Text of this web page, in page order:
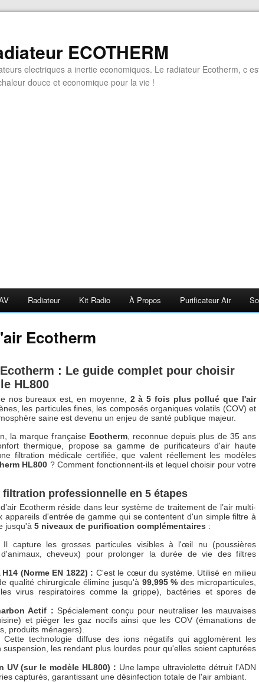
ECOTHERM
electriques a inertie economiques. Le radiateur Ecotherm, c
douce et economique pour la vie !
Radiateur Kit Radio À Propos Purificateur Air
Ecotherm
: Le guide complet pour choisir
HL800
nos bureaux est, en moyenne, 2 à 5 fois plus pollué que l'air
les particules fines, les composés organiques volatils (COV) et
saine est devenu un enjeu de santé publique majeur.
la marque française Ecotherm, reconnue depuis plus de 35 ans
thermique, propose sa gamme de purificateurs d'air haute
filtration médicale certifiée, que valent réellement les modèles
HL800 ? Comment fonctionnent-ils et lequel choisir pour votre
filtration professionnelle en 5 étapes
Ecotherm réside dans leur système de traitement de l’air multi-
appareils d'entrée de gamme qui se contentent d'un simple filtre à
jusqu'à 5 niveaux de purification complémentaires :
Il capture les grosses particules visibles à l'œil nu (poussières
cheveux) pour prolonger la durée de vie des filtres
(Norme EN 1822) : C'est le cœur du système. Utilisé en milieu
qualité chirurgicale élimine jusqu'à 99,995 % des microparticules,
virus respiratoires comme la grippe), bactéries et spores de
Actif : Spécialement conçu pour neutraliser les mauvaises
et piéger les gaz nocifs ainsi que les COV (émanations de
produits ménagers).
Cette technologie diffuse des ions négatifs qui agglomèrent les
suspension, les rendant plus lourdes pour qu'elles soient capturées
UV (sur le modèle HL800) : Une lampe ultraviolette détruit l'ADN
capturés, garantissant une désinfection totale de l'air ambiant.